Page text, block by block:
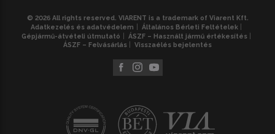
© 2026 All rights reserved. VIARENT is a trademark of Viarent Kft.
Adatkezelés és adatvédelem
Általános Bérleti Feltételek
Gépjármű-átvételi útmutató
ÁSZF – Használt jármű értékesítés
ÁSZF – Felvásárlás
Visszaélés bejelentés